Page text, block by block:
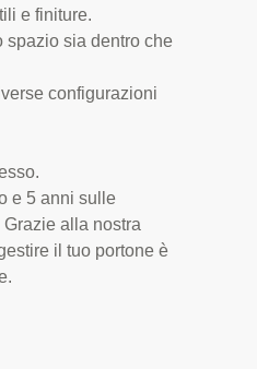
e finiture.
spazio sia dentro che
configurazioni
e 5 anni sulle
alla nostra
il tuo portone è